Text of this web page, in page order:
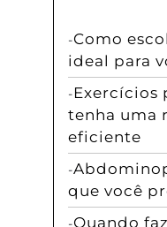
Como
ideal para
Exercícios
tenha uma
eficiente
que você
Quando